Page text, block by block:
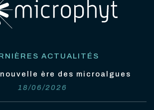
ACTUALITÉS
ère des microalgues
18/06/2026